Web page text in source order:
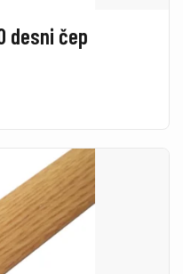
desni čep